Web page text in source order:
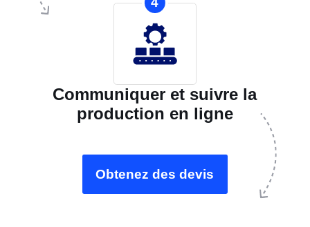
Communiquer et suivre la
production en ligne
Obtenez des devis